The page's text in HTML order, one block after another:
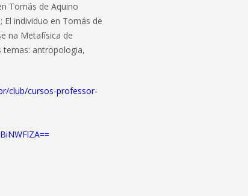
Tomás de Aquino
El individuo en Tomás de
na Metafísica de
temas: antropologia,
club/cursos-professor-